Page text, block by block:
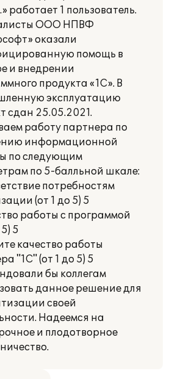
работает 1 пользователь.
ООО НПВФ
оказали
помощь в
и внедрении
продукта «1С». В
эксплуатацию
сдан 25.05.2021.
работу партнера по
информационной
по следующим
по 5-балльной шкале:
потребностям
(от 1 до 5) 5
работы с программой
5
качество работы
"1С" (от 1 до 5) 5
бы коллегам
данное решение для
своей
Надеемся на
и плодотворное